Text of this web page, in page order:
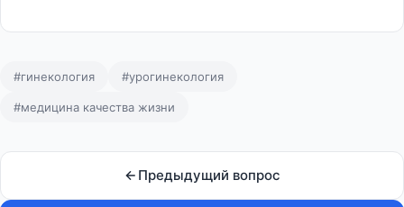
#гинекология #урогинекология
#медицина качества жизни
Предыдущий вопрос